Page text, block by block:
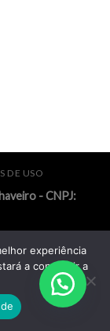
DE USO
- CNPJ:
experiência
a consentir a